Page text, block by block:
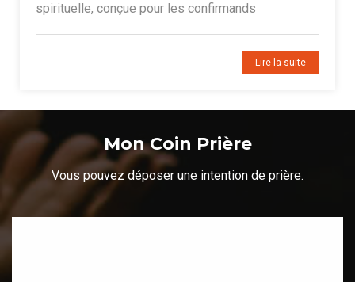
spirituelle, conçue pour les confirmands
Lire la suite
Mon Coin Prière
Vous pouvez déposer une intention de prière.